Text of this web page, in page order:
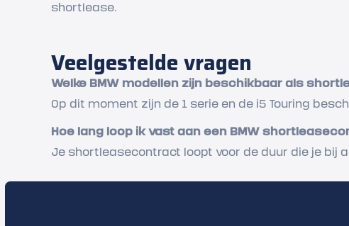
shortlease.
Veelgestelde vragen
Welke BMW modellen zijn beschikbaar als
Op dit moment zijn de 1 serie en de i5 Touring
Hoe lang loop ik vast aan een BMW
Je shortleasecontract loopt voor de duur die je bij